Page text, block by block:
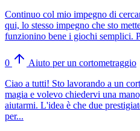
Continuo col mio impegno di
qui, lo stesso impegno che sto
funzionino bene i giochi semplici.
0
Aiuto per un cortometraggio
Ciao a tutti! Sto lavorando a un
magia e volevo chiedervi una
aiutarmi. L'idea è che due
per...